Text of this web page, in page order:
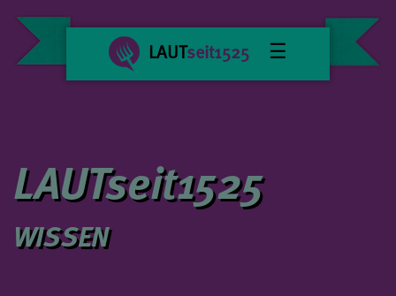
LAUTseit1525 ☰
LAUTseit1525
WISSEN